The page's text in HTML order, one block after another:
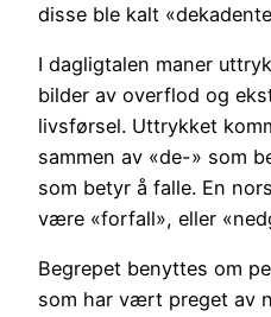
disse ble kalt
I dagligtalen maner
bilder av overflod og
livsførsel. Uttrykket
sammen av «de-» som
som betyr å falle. En
være «forfall», eller
Begrepet benyttes om
som har vært preget av